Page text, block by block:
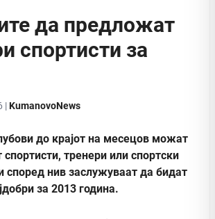
да предложат
спортисти за
|KumanovoNews
до крајот на месецов можат
тренери или спортски
според нив заслужуваат да бидат
за 2013 година.